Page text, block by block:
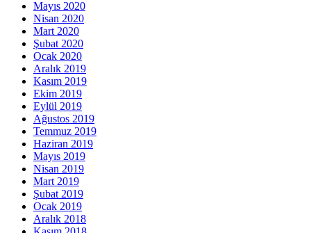
Mayıs 2020
Nisan 2020
Mart 2020
Şubat 2020
Ocak 2020
Aralık 2019
Kasım 2019
Ekim 2019
Eylül 2019
Ağustos 2019
Temmuz 2019
Haziran 2019
Mayıs 2019
Nisan 2019
Mart 2019
Şubat 2019
Ocak 2019
Aralık 2018